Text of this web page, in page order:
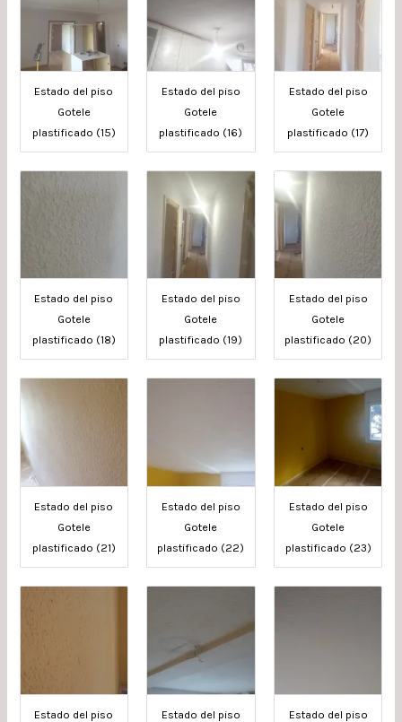
Estado del piso
Gotele
plastificado (15)
Estado del piso
Gotele
plastificado (16)
Estado del piso
Gotele
plastificado (17)
Estado del piso
Gotele
plastificado (18)
Estado del piso
Gotele
plastificado (19)
Estado del piso
Gotele
plastificado (20)
Estado del piso
Gotele
plastificado (21)
Estado del piso
Gotele
plastificado (22)
Estado del piso
Gotele
plastificado (23)
Estado del piso
Estado del piso
Estado del piso